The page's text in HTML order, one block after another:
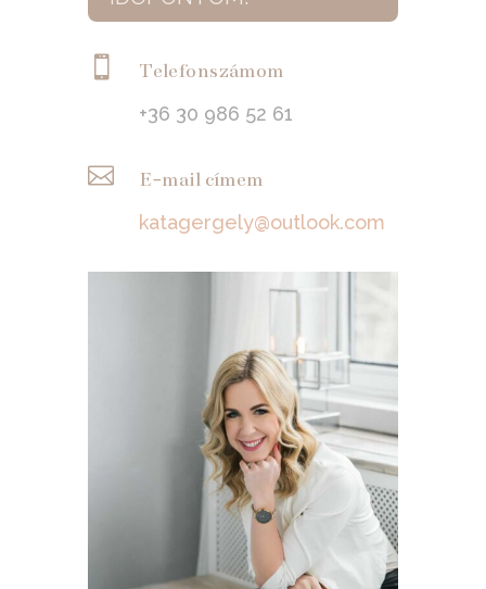
 Telefonszámom
+36 30 986 52 61
 E-mail címem
katagergely@outlook.com